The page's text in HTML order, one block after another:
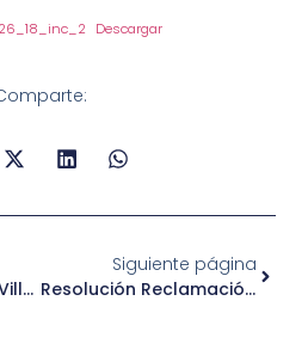
Descargar
Reclamación JJ.VV. Villa Inglaterra
Siguiente página
Resolución Reclamación JJ.VV. Villa Inglaterra